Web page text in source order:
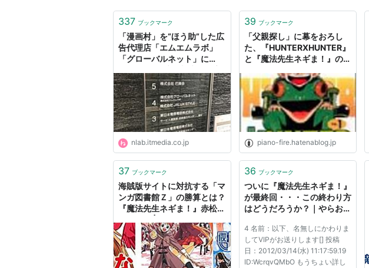
337 ブックマーク
「漫画村」を“ほう助”した広
告代理店「エムエムラボ」
「グローバルネット」に
法先生ネギま！』の赤松健さ
んが提訴 | ねとらぼ
nlab.itmedia.co.jp
39 ブックマーク
「父親探し」に幕をおろし
た、『HUNTERXHUNTER』
と『魔法先生ネギま！』のキ
piano-fire.hatenablog.jp
37 ブックマーク
海賊版サイトに対抗する「マ
ンガ図書館Ｚ」の勝算とは？
『魔法先生ネギま！』赤松健
36 ブックマーク
ついに『魔法先生ネギま！』
が最終回・・・この終わり方
はどうだろうか？｜やらお
4 名前：以下、名無しにかわりま
してVIPがお送りします[] 投稿
日：2012/03/14(水) 11:17:59.19
ID:WcrqvQMbO もうちょい詳し